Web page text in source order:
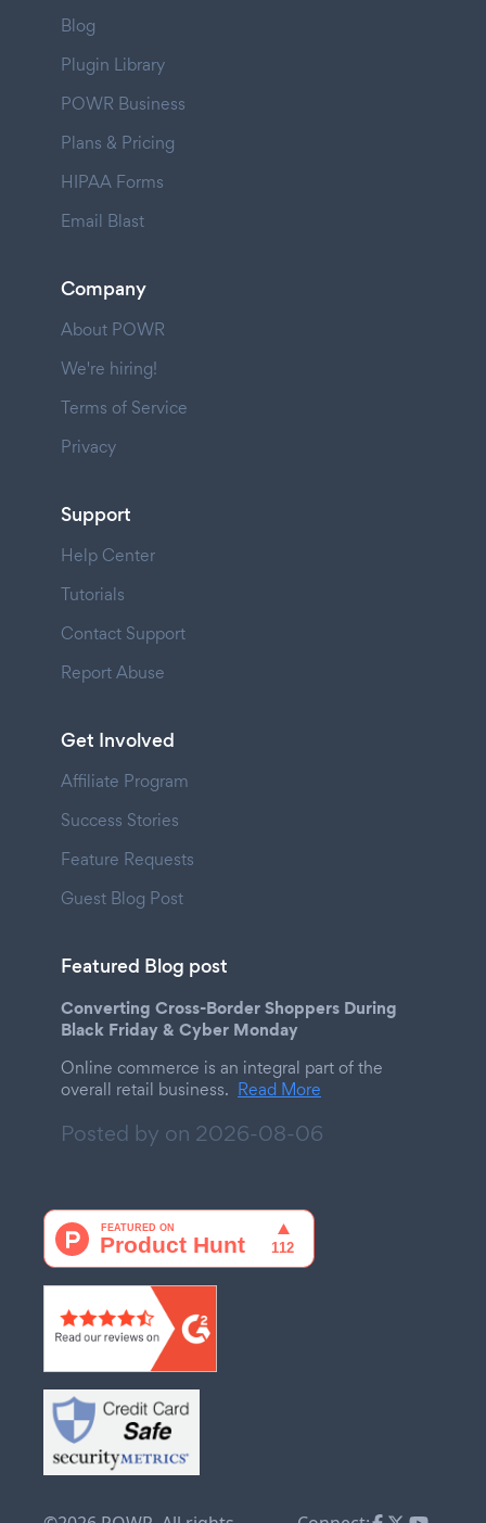
Blog
Plugin Library
POWR Business
Plans & Pricing
HIPAA Forms
Email Blast
Company
About POWR
We're hiring!
Terms of Service
Privacy
Support
Help Center
Tutorials
Contact Support
Report Abuse
Get Involved
Affiliate Program
Success Stories
Feature Requests
Guest Blog Post
Featured Blog post
Converting Cross-Border Shoppers During
Black Friday & Cyber Monday
Online commerce is an integral part of the
overall retail business. Read More
Posted by on 2026-08-06